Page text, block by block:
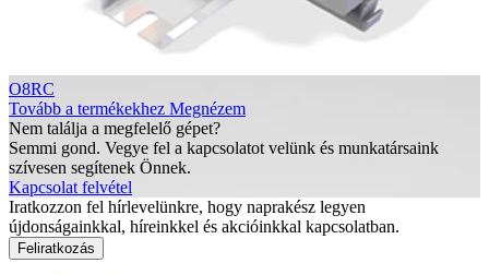
O8RC
Tovább a termékekhez Megnézem
Nem találja a megfelelő gépet?
Semmi gond. Vegye fel a kapcsolatot velünk és munkatársaink
szívesen segítenek Önnek.
Kapcsolat felvétel
Iratkozzon fel hírlevelünkre, hogy naprakész legyen
újdonságainkkal, híreinkkel és akcióinkkal kapcsolatban.
Feliratkozás